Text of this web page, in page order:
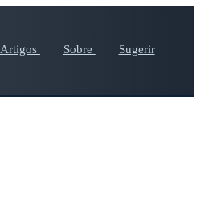
Artigos Sobre
Sugerir